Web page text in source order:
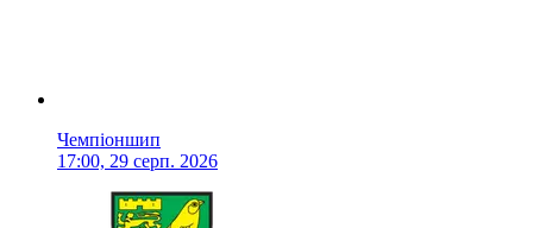
Чемпіоншип
17:00, 29 серп. 2026